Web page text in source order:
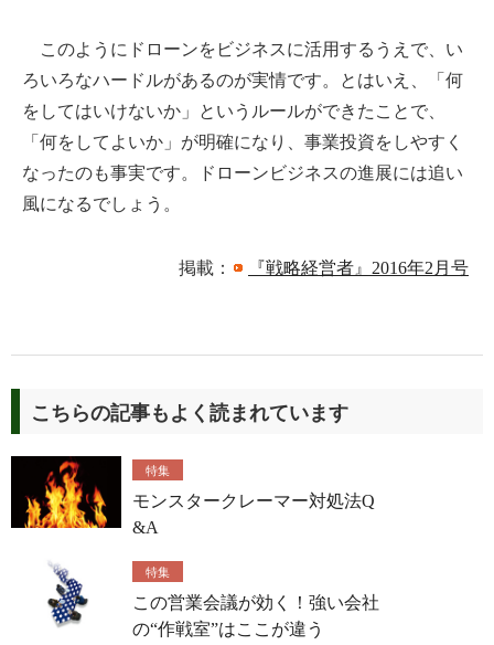
このようにドローンをビジネスに活用するうえで、い
ろいろなハードルがあるのが実情です。とはいえ、「何
をしてはいけないか」というルールができたことで、
「何をしてよいか」が明確になり、事業投資をしやすく
なったのも事実です。ドローンビジネスの進展には追い
風になるでしょう。
掲載： 『戦略経営者』2016年2月号
こちらの記事もよく読まれています
特集
モンスタークレーマー対処法Q
&A
特集
この営業会議が効く！強い会社
の“作戦室”はここが違う